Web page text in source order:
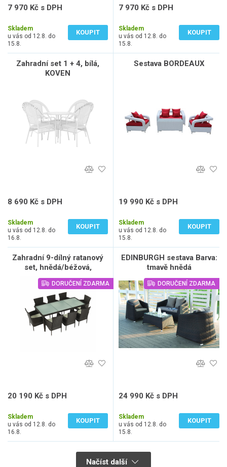
7 970 Kč s DPH
Skladem
u vás od 12.8. do
15.8.
KOUPIT
7 970 Kč s DPH
Skladem
u vás od 12.8. do
15.8.
KOUPIT
Zahradní set 1 + 4, bílá,
KOVEN
8 690 Kč s DPH
Skladem
u vás od 12.8. do
16.8.
KOUPIT
Sestava BORDEAUX
19 990 Kč s DPH
Skladem
u vás od 12.8. do
15.8.
KOUPIT
Zahradní 9-dílný ratanový
set, hnědá/béžová,
MENIBOR
DORUČENÍ ZDARMA
20 190 Kč s DPH
Skladem
u vás od 12.8. do
16.8.
KOUPIT
EDINBURGH sestava Barva:
tmavě hnědá
DORUČENÍ ZDARMA
24 990 Kč s DPH
Skladem
u vás od 12.8. do
15.8.
KOUPIT
Načíst další